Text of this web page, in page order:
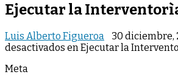
Ejecutar la
Luis Alberto Figueroa 30 diciembre,
desactivados en Ejecutar la
Meta